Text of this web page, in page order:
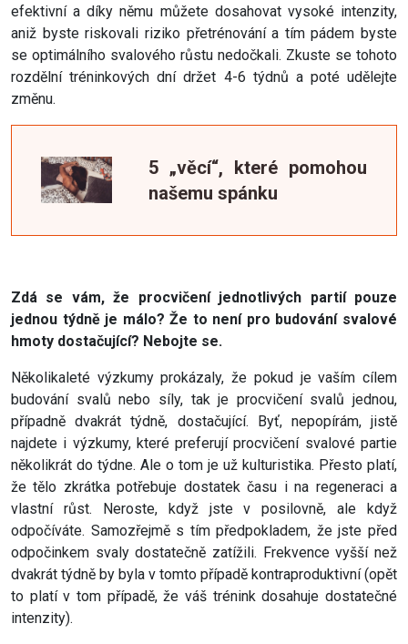
efektivní a díky němu můžete dosahovat vysoké intenzity,
aniž byste riskovali riziko přetrénování a tím pádem byste
se optimálního svalového růstu nedočkali. Zkuste se tohoto
rozdělní tréninkových dní držet 4-6 týdnů a poté udělejte
změnu.
5 „věcí“, které pomohou
našemu spánku
Zdá se vám, že procvičení jednotlivých partií pouze
jednou týdně je málo? Že to není pro budování svalové
hmoty dostačující? Nebojte se.
Několikaleté výzkumy prokázaly, že pokud je vaším cílem
budování svalů nebo síly, tak je procvičení svalů jednou,
případně dvakrát týdně, dostačující. Byť, nepopírám, jistě
najdete i výzkumy, které preferují procvičení svalové partie
několikrát do týdne. Ale o tom je už kulturistika. Přesto platí,
že tělo zkrátka potřebuje dostatek času i na regeneraci a
vlastní růst. Neroste, když jste v posilovně, ale když
odpočíváte. Samozřejmě s tím předpokladem, že jste před
odpočinkem svaly dostatečně zatížili. Frekvence vyšší než
dvakrát týdně by byla v tomto případě kontraproduktivní (opět
to platí v tom případě, že váš trénink dosahuje dostatečné
intenzity).